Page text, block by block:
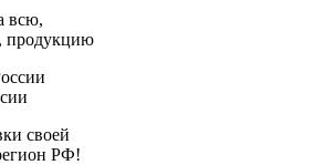
всю,
продукцию
своей
РФ!